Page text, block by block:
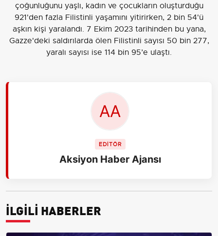
çoğunluğunu yaşlı, kadın ve çocukların oluşturduğu
921'den fazla Filistinli yaşamını yitirirken, 2 bin 54'ü
aşkın kişi yaralandı. 7 Ekim 2023 tarihinden bu yana,
Gazze'deki saldırılarda ölen Filistinli sayısı 50 bin 277,
yaralı sayısı ise 114 bin 95’e ulaştı.
EDİTÖR
Aksiyon Haber Ajansı
İLGİLİ HABERLER